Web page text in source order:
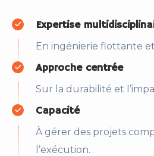
Expertise
En ingénierie flottante
Approche centrée
Sur la durabilité et
Capacité
À gérer des projets
l’exécution.